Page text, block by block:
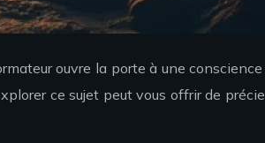
ouvre la porte à une
ce sujet peut vous offrir de